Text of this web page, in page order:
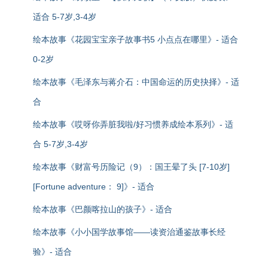
适合 5-7岁,3-4岁
绘本故事《花园宝宝亲子故事书5 小点点在哪里》- 适合
0-2岁
绘本故事《毛泽东与蒋介石：中国命运的历史抉择》- 适
合
绘本故事《哎呀你弄脏我啦/好习惯养成绘本系列》- 适
合 5-7岁,3-4岁
绘本故事《财富号历险记（9）：国王晕了头 [7-10岁]
[Fortune adventure： 9]》- 适合
绘本故事《巴颜喀拉山的孩子》- 适合
绘本故事《小小国学故事馆——读资治通鉴故事长经
验》- 适合